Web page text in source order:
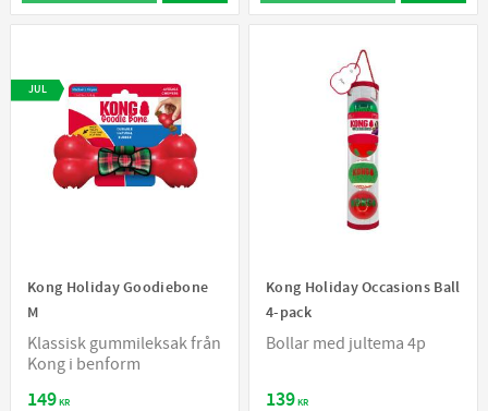
Kong Holiday Goodiebone
M
Klassisk gummileksak från
Kong i benform
149KR
JUL
Kong Holiday Occasions Ball
4-pack
Bollar med jultema 4p
139KR